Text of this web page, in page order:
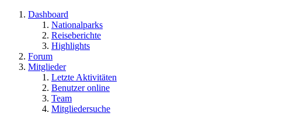
Dashboard
Nationalparks
Reiseberichte
Highlights
Forum
Mitglieder
Letzte Aktivitäten
Benutzer online
Team
Mitgliedersuche